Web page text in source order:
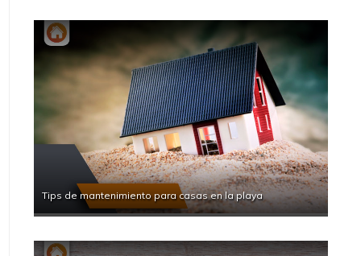
Tips de mantenimiento para casas en la playa